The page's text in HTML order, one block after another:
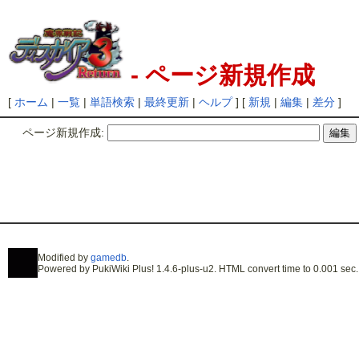
- ページ新規作成
[ ホーム | 一覧| 単語検索| 最終更新| ヘルプ] [ 新規 | 編集| 差分]
ページ新規作成:
Modified by gamedb.
Powered by PukiWiki Plus! 1.4.6-plus-u2. HTML convert time to 0.001 sec.